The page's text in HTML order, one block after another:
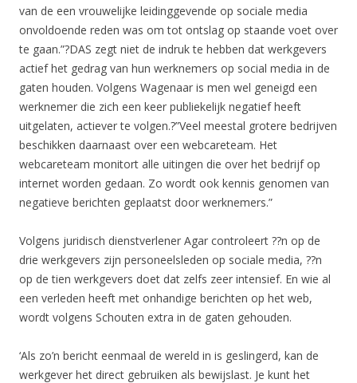
van de een vrouwelijke leidinggevende op sociale media
onvoldoende reden was om tot ontslag op staande voet over
te gaan.”?DAS zegt niet de indruk te hebben dat werkgevers
actief het gedrag van hun werknemers op social media in de
gaten houden. Volgens Wagenaar is men wel geneigd een
werknemer die zich een keer publiekelijk negatief heeft
uitgelaten, actiever te volgen.?”Veel meestal grotere bedrijven
beschikken daarnaast over een webcareteam. Het
webcareteam monitort alle uitingen die over het bedrijf op
internet worden gedaan. Zo wordt ook kennis genomen van
negatieve berichten geplaatst door werknemers.”
Volgens juridisch dienstverlener Agar controleert ??n op de
drie werkgevers zijn personeelsleden op sociale media, ??n
op de tien werkgevers doet dat zelfs zeer intensief. En wie al
een verleden heeft met onhandige berichten op het web,
wordt volgens Schouten extra in de gaten gehouden.
‘Als zo’n bericht eenmaal de wereld in is geslingerd, kan de
werkgever het direct gebruiken als bewijslast. Je kunt het